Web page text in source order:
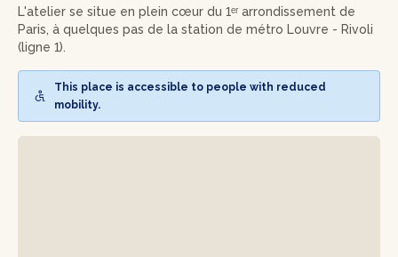
vous testerez des associations précises entre cinq whiskies
et cinq chocolats artisanaux de la maison Edwart, reconnue
pour ses créations riches en caractère. Chaque
harmonieux… ou surprenants.
L'atelier se situe en plein cœur du 1ᵉʳ arrondissement de
Paris, à quelques pas de la station de métro Louvre - Rivoli
(ligne 1).
This place is accessible to people with reduced
mobility.